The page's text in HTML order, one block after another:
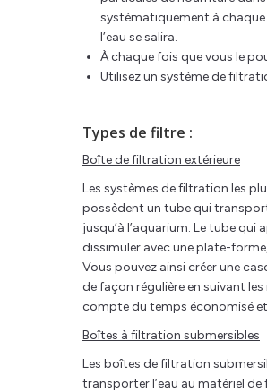
systématiquement à
l’eau se salira.
À chaque fois que vous le
Utilisez un système de
Types de filtre :
Boîte de filtration extérieure
Les systèmes de filtration les
possèdent un tube qui
jusqu’à l’aquarium. Le tube
dissimuler avec une plate-
Vous pouvez ainsi créer une
de façon régulière en suivant
compte du temps économisé et
Boîtes à filtration submersibles
Les boîtes de filtration
transporter l’eau au matériel